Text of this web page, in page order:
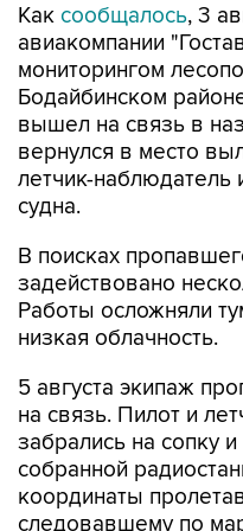
Как сообщалось, 3
авиакомпании
мониторингом
Бодайбинском
вышел на связь в
вернулся в место
летчик-
судна.
В поисках
задействовано
Работы осложняли
низкая облачность.
5 августа экипаж
на связь. Пилот и
забрались на сопку
собранной
координаты
следовавшему по